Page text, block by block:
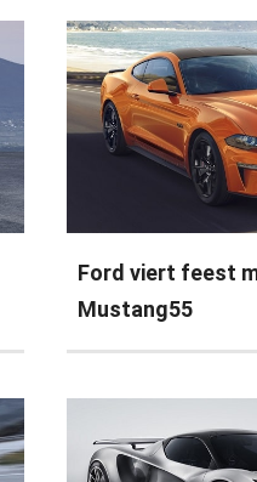
Ford viert feest
Mustang55